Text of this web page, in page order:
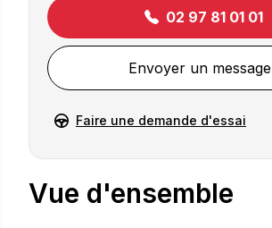
02 97 81 01 01
Envoyer un message
Faire une demande d'essai
Vue d'ensemble